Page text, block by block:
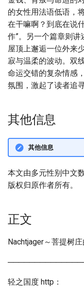
的女性用法语低语，
在干嘛啊？到底在说
作”。另一个篇章则
屋顶上邂逅一位外来
寂与温柔的波动。双
命运交错的复杂情感
氛围，激起了读者追
其他信息
其他信息
本文由多元性别中文
版权归原作者所有。
正文
Nachtjager～菩提树
轻之国度 http：